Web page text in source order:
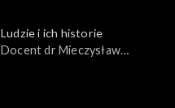
Ludzie i ich historie
Docent dr Mieczysław